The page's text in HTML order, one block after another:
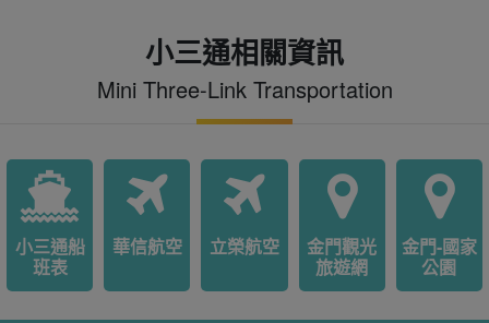
小三通相關資訊
Mini Three-Link Transportation
小三通船
班表
華信航空 立榮航空
金門觀光
旅遊網
金門-國家
公園